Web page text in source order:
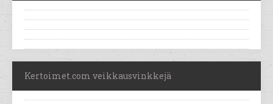
Kertoimet.com veikkausvinkkejä